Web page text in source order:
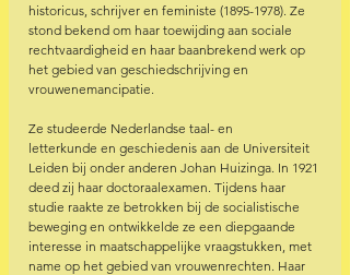
historicus, schrijver en feministe (1895-1978). Ze
stond bekend om haar toewijding aan sociale
rechtvaardigheid en haar baanbrekend werk op
het gebied van geschiedschrijving en
vrouwenemancipatie.
Ze studeerde Nederlandse taal- en
letterkunde en geschiedenis aan de Universiteit
Leiden bij onder anderen Johan Huizinga. In 1921
deed zij haar doctoraalexamen. Tijdens haar
studie raakte ze betrokken bij de socialistische
beweging en ontwikkelde ze een diepgaande
interesse in maatschappelijke vraagstukken, met
name op het gebied van vrouwenrechten. Haar